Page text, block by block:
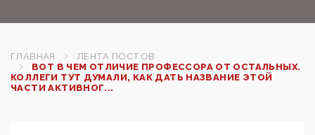
ГЛАВНАЯ
ЛЕНТА ПОСТОВ
ВОТ В ЧЕМ ОТЛИЧИЕ ПРОФЕССОРА ОТ ОСТАЛЬНЫХ.
КОЛЛЕГИ ТУТ ДУМАЛИ, КАК ДАТЬ НАЗВАНИЕ ЭТОЙ
ЧАСТИ АКТИВНОГ...